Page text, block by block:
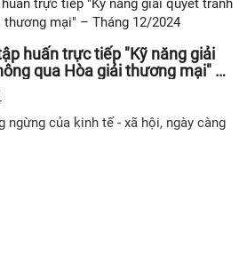
huấn trực tiếp "Kỹ năng giải
qua Hòa giải thương mại" –
của kinh tế - xã hội, ngày càng